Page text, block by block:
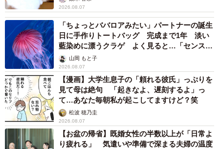
2026.08.07
「ちょっとババロアみたい」パートナーの誕生
日に手作りトートバッグ 完成まで1年 淡い
藍染めに漂うクラゲ よく見ると…「センスす
ごい」山岡 もと子
2026.08.07
【漫画】大学生息子の「頼れる彼氏」っぷりを
見て母は絶句 「起きなよ、遅刻するよ」っ
て…あなた毎朝私が起こしてますけど？笑
松波 穂乃圭
2026.08.07
【お盆の帰省】既婚女性の半数以上が「日常よ
り疲れる」 気遣いや準備で深まる夫婦の温度